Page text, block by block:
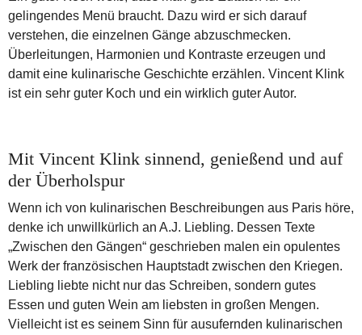
gelingendes Menü braucht. Dazu wird er sich darauf
verstehen, die einzelnen Gänge abzuschmecken.
Überleitungen, Harmonien und Kontraste erzeugen und
damit eine kulinarische Geschichte erzählen. Vincent Klink
ist ein sehr guter Koch und ein wirklich guter Autor.
Mit Vincent Klink sinnend, genießend und auf
der Überholspur
Wenn ich von kulinarischen Beschreibungen aus Paris höre,
denke ich unwillkürlich an A.J. Liebling. Dessen Texte
„Zwischen den Gängen“ geschrieben malen ein opulentes
Werk der französischen Hauptstadt zwischen den Kriegen.
Liebling liebte nicht nur das Schreiben, sondern gutes
Essen und guten Wein am liebsten in großen Mengen.
Vielleicht ist es seinem Sinn für ausufernden kulinarischen